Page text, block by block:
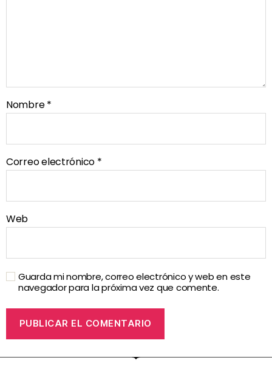
Nombre*
Correo electrónico *
Web
Guarda mi nombre, correo electrónico y web en este
navegador para la próxima vez que comente.